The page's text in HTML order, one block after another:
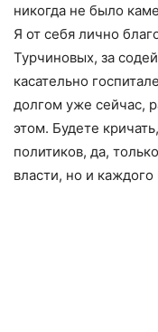
никогда не было
Я от себя лично
Турчиновых, за
касательно
долгом уже сейчас,
этом. Будете
политиков, да,
власти, но и каждого